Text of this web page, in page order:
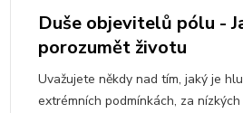
Duše objevitelů pólu -
porozumět životu
Uvažujete někdy nad tím, jaký je
extrémních podmínkách, za